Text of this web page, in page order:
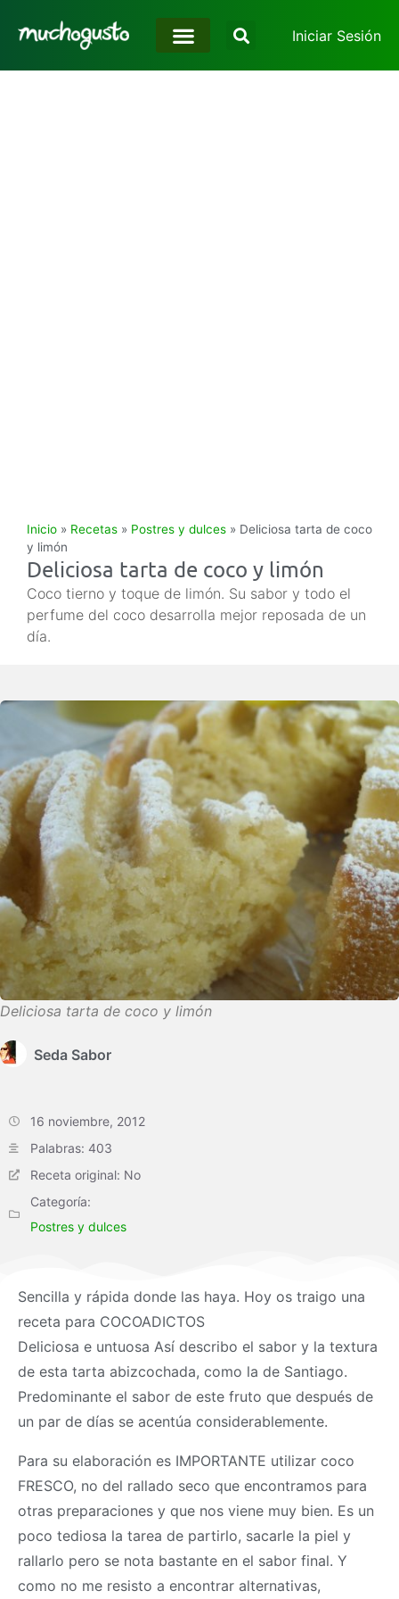
Iniciar Sesión
Inicio » Recetas » Postres y dulces » Deliciosa tarta de coco
y limón
Deliciosa tarta de coco y limón
Coco tierno y toque de limón. Su sabor y todo el
perfume del coco desarrolla mejor reposada de un
día.
Deliciosa tarta de coco y limón
Seda Sabor
16 noviembre, 2012
Palabras: 403
Receta original: No
Categoría:
Postres y dulces
Sencilla y rápida donde las haya. Hoy os traigo una
receta para COCOADICTOS
Deliciosa e untuosa Así describo el sabor y la textura
de esta tarta abizcochada, como la de Santiago.
Predominante el sabor de este fruto que después de
un par de días se acentúa considerablemente.
Para su elaboración es IMPORTANTE utilizar coco
FRESCO, no del rallado seco que encontramos para
otras preparaciones y que nos viene muy bien. Es un
poco tediosa la tarea de partirlo, sacarle la piel y
rallarlo pero se nota bastante en el sabor final. Y
como no me resisto a encontrar alternativas,